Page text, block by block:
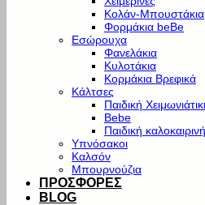
Κολάν-Μπουστάκια
Φορμάκια beBe
Εσώρουχα
Φανελάκια
Κυλοτάκια
Κορμάκια Βρεφικά
Κάλτσες
Παιδική
Bebe
Παιδική καλοκαιρινή
Υπνόσακοι
Καλσόν
Μπουρνούζια
ΠΡΟΣΦΟΡΕΣ
BLOG